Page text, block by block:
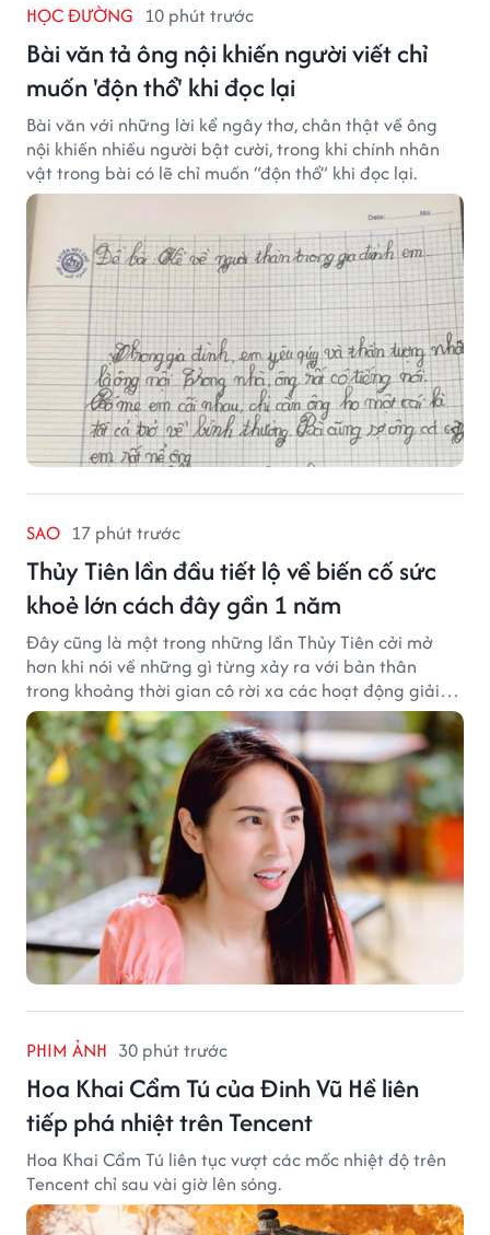
HỌC ĐƯỜNG 10 phút trước
Bài văn tả ông nội khiến người viết chỉ
muốn 'độn thổ' khi đọc lại
Bài văn với những lời kể ngây thơ, chân thật về ông
nội khiến nhiều người bật cười, trong khi chính nhân
vật trong bài có lẽ chỉ muốn “độn thổ” khi đọc lại.
SAO 17 phút trước
Thủy Tiên lần đầu tiết lộ về biến cố sức
khoẻ lớn cách đây gần 1 năm
Đây cũng là một trong những lần Thủy Tiên cởi mở
hơn khi nói về những gì từng xảy ra với bản thân
trong khoảng thời gian cô rời xa các hoạt động giải
trí.
PHIM ẢNH 30 phút trước
Hoa Khai Cẩm Tú của Đinh Vũ Hề liên
tiếp phá nhiệt trên Tencent
Hoa Khai Cẩm Tú liên tục vượt các mốc nhiệt độ trên
Tencent chỉ sau vài giờ lên sóng.